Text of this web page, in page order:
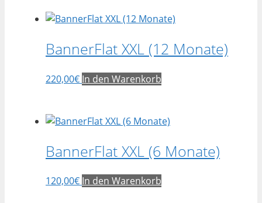
BannerFlat XXL (12 Monate)
220,00€ In den Warenkorb
BannerFlat XXL (6 Monate)
120,00€ In den Warenkorb